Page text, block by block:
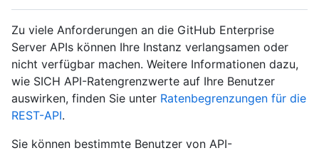
Zu viele Anforderungen an die GitHub Enterprise
Server APIs können Ihre Instanz verlangsamen oder
nicht verfügbar machen. Weitere Informationen dazu,
wie SICH API-Ratengrenzwerte auf Ihre Benutzer
auswirken, finden Sie unter Ratenbegrenzungen für die
REST-API.
Sie können bestimmte Benutzer von API-